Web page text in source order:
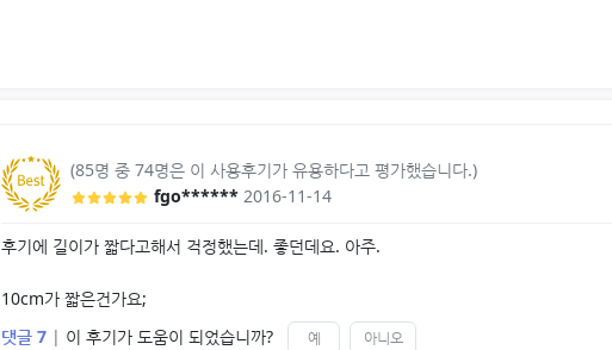
(85명 중 74명은 이 사용후기가 유용하다고 평가했습니다.)
fgo****** 2016-11-14
후기에 길이가 짧다고해서 걱정했는데. 좋던데요. 아주.
10cm가 짧은건가요;
댓글 7 | 이 후기가 도움이 되었습니까? 예 아니오